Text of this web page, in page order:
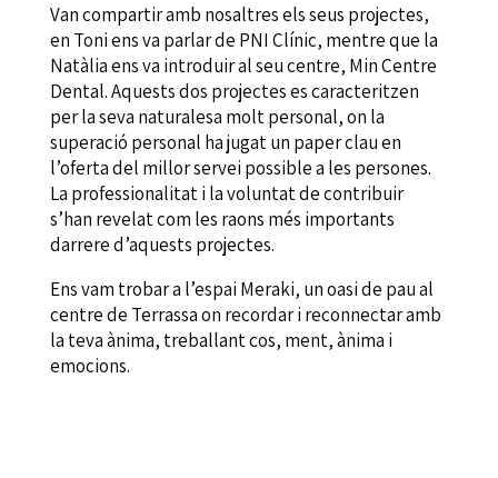
Van compartir amb nosaltres els seus projectes,
en Toni ens va parlar de PNI Clínic, mentre que la
Natàlia ens va introduir al seu centre, Min Centre
Dental. Aquests dos projectes es caracteritzen
per la seva naturalesa molt personal, on la
superació personal ha jugat un paper clau en
l’oferta del millor servei possible a les persones.
La professionalitat i la voluntat de contribuir
s’han revelat com les raons més importants
darrere d’aquests projectes.
Ens vam trobar a l’espai Meraki, un oasi de pau al
centre de Terrassa on recordar i reconnectar amb
la teva ànima, treballant cos, ment, ànima i
emocions.